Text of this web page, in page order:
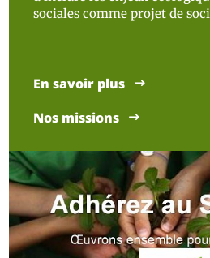
sociales comme projet de
En savoir plus
Nos missions